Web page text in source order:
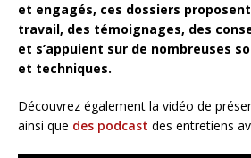
et engagés, ces dossiers
travail, des témoignages, des
et s’appuient sur de nombreuses
et techniques.
Découvrez également la vidéo de
ainsi que des podcast des entretiens